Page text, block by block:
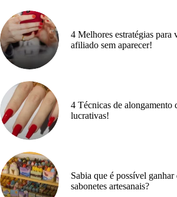
4 Melhores estratégias para
afiliado sem aparecer!
4 Técnicas de alongamento
lucrativas!
Sabia que é possível
sabonetes artesanais?